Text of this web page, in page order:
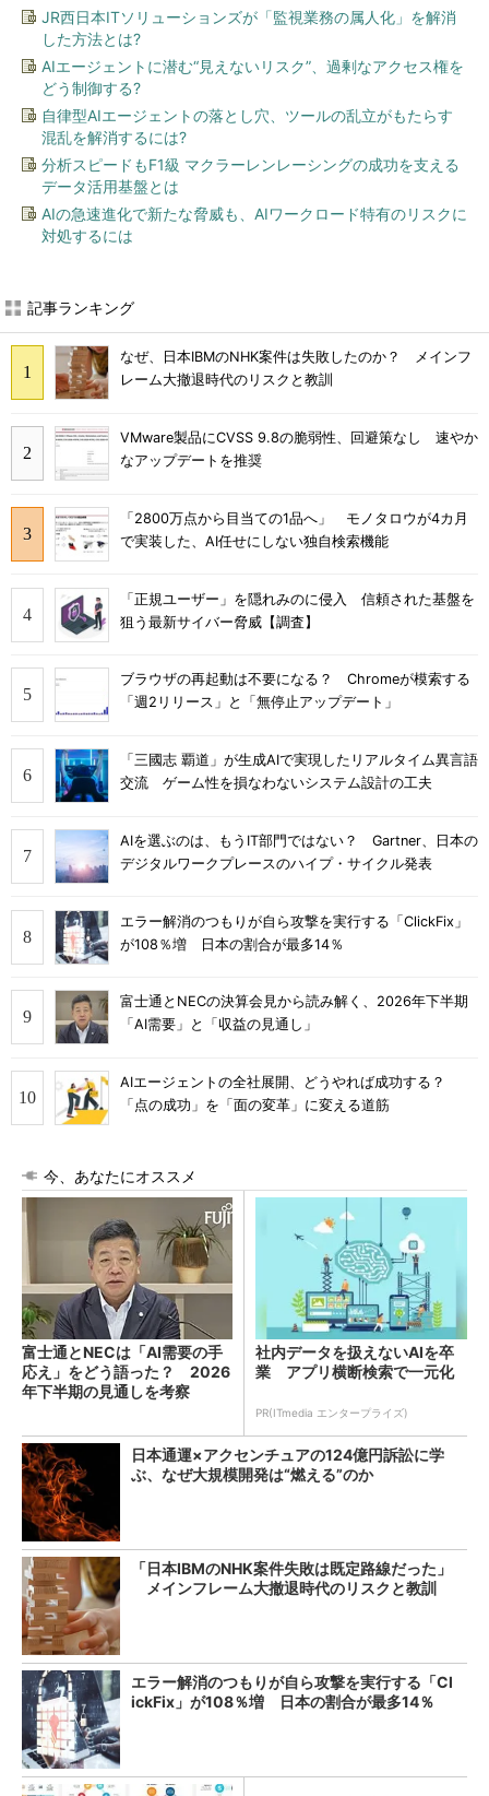
JR西日本ITソリューションズが「監視業務の属人化」を解消
した方法とは?
AIエージェントに潜む“見えないリスク”、過剰なアクセス権を
どう制御する?
自律型AIエージェントの落とし穴、ツールの乱立がもたらす
混乱を解消するには?
分析スピードもF1級 マクラーレンレーシングの成功を支える
データ活用基盤とは
AIの急速進化で新たな脅威も、AIワークロード特有のリスクに
対処するには
記事ランキング
なぜ、日本IBMのNHK案件は失敗したのか？ メインフ
レーム大撤退時代のリスクと教訓
VMware製品にCVSS 9.8の脆弱性、回避策なし 速やか
なアップデートを推奨
「2800万点から目当ての1品へ」 モノタロウが4カ月
で実装した、AI任せにしない独自検索機能
「正規ユーザー」を隠れみのに侵入 信頼された基盤を
狙う最新サイバー脅威【調査】
ブラウザの再起動は不要になる？ Chromeが模索する
「週2リリース」と「無停止アップデート」
「三國志 覇道」が生成AIで実現したリアルタイム異言語
交流 ゲーム性を損なわないシステム設計の工夫
AIを選ぶのは、もうIT部門ではない？ Gartner、日本の
デジタルワークプレースのハイプ・サイクル発表
エラー解消のつもりが自ら攻撃を実行する「ClickFix」
が108％増 日本の割合が最多14％
富士通とNECの決算会見から読み解く、2026年下半期
「AI需要」と「収益の見通し」
AIエージェントの全社展開、どうやれば成功する？
「点の成功」を「面の変革」に変える道筋
今、あなたにオススメ
富士通とNECは「AI需要の手
応え」をどう語った？ 2026
年下半期の見通しを考察
社内データを扱えないAIを卒
業 アプリ横断検索で一元化
PR(ITmedia エンタープライズ)
日本通運×アクセンチュアの124億円訴訟に学
ぶ、なぜ大規模開発は“燃える”のか
「日本IBMのNHK案件失敗は既定路線だった」
メインフレーム大撤退時代のリスクと教訓
エラー解消のつもりが自ら攻撃を実行する「Cl
ickFix」が108％増 日本の割合が最多14％